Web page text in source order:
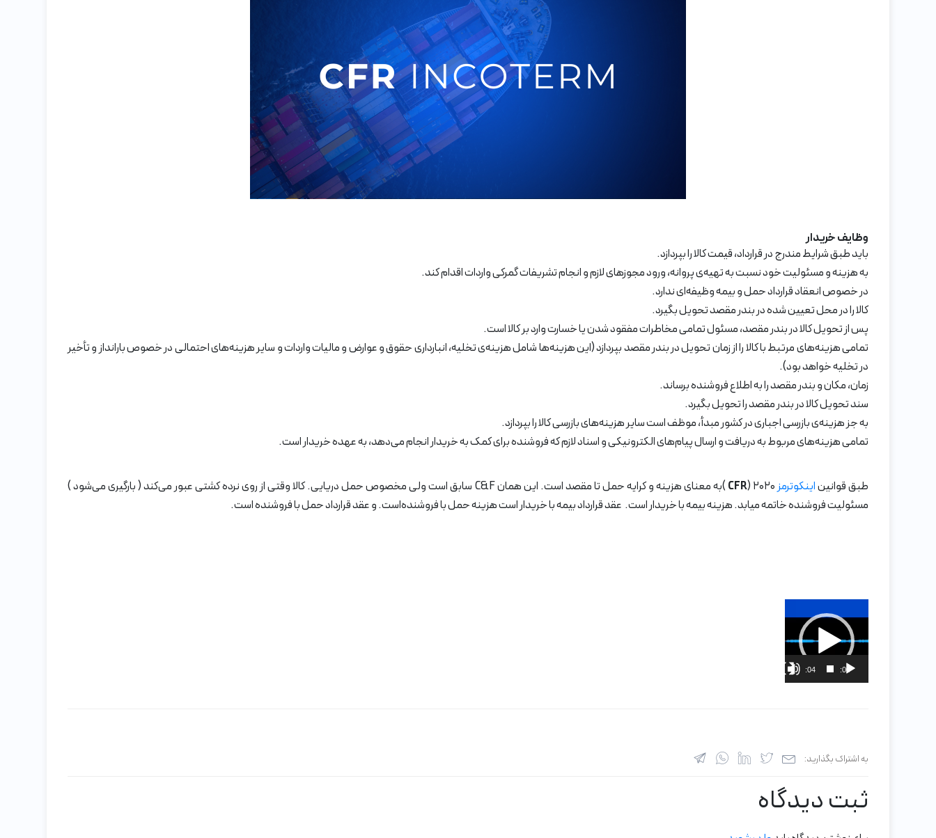
وظایف خریدار
باید طبق شرایط مندرج در قرارداد، قیمت کالا را بپردازد.
به هزینه و مسئولیت خود نسبت به تهیه‌ی پروانه، ورود مجوزهای لازم و انجام تشریفات گمرکی واردات اقدام کند.
در خصوص انعقاد قرارداد حمل و بیمه وظیفه‌ای ندارد.
کالا را در محل تعیین شده در بندر مقصد تحویل بگیرد.
پس از تحویل کالا در بندر مقصد، مسئول تمامی مخاطرات مفقود شدن یا خسارت وارد بر کالا است.
تمامی هزینه‌های مرتبط با کالا را از زمان تحویل در بندر مقصد بپردازد (این هزینه‌ها شامل هزینه‌ی تخلیه، انبارداری حقوق و عوارض و مالیات واردات و سایر هزینه‌های احتمالی در خصوص بارانداز و تأخیر
در تخلیه خواهد بود).
زمان، مکان و بندر مقصد را به اطلاع فروشنده برساند.
سند تحویل کالا در بندر مقصد را تحویل بگیرد.
به جز هزینه‌ی بازرسی اجباری در کشور مبدأ، موظف است سایر هزینه‌های بازرسی کالا را بپردازد.
تمامی هزینه‌های مربوط به دریافت و ارسال پیام‌های الکترونیکی و اسناد لازم که فروشنده برای کمک به خریدار انجام می‌دهد، به عهده خریدار است.
طبق قوانیناینکوترمز۲۰۲۰ ( CFR
)به معنای هزینه و کرایه حمل تا مقصد است. این همان C&F سابق است ولی مخصوص حمل دریایی. کالا وقتی از روی نرده کشتی عبور می‌کند ( بارگیری می‌شود )
مسئولیت فروشنده خاتمه میابد. هزینه بیمه با خریدار است. عقد قرارداد بیمه با خریدار است هزینه حمل با فروشنده‌است. و عقد قرارداد حمل با فروشنده است.
ویدیو
00:00
02:04
به اشتراک بگذارید:
ثبت دیدگاه